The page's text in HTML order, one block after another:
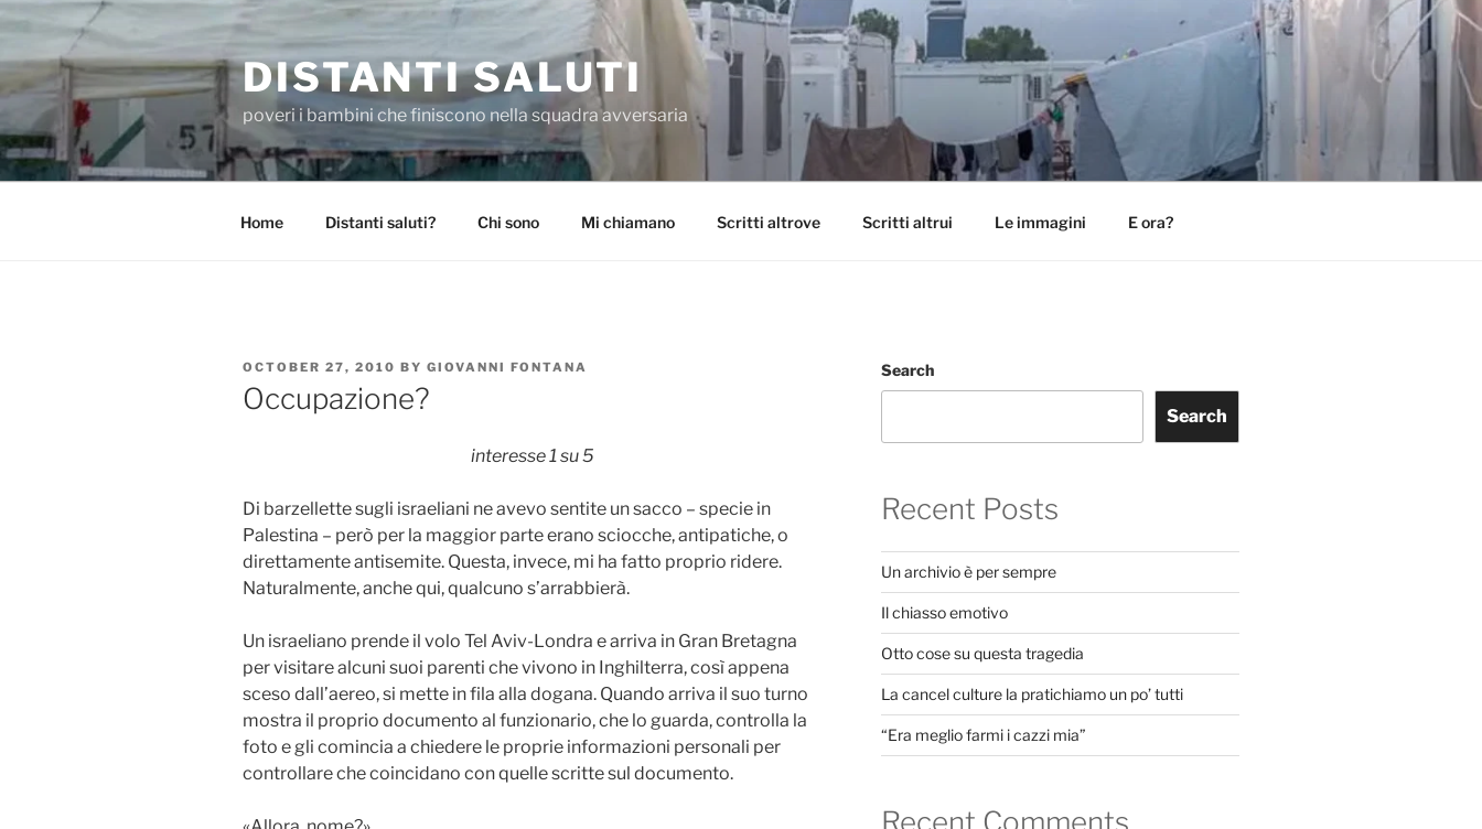
content
DISTANTI SALUTI
poveri i bambini che finiscono nella squadra avversaria
Home Distanti saluti? Chi sono Mi chiamano Scritti altrove Scritti altrui Le immagini E ora?
POSTED
ON
OCTOBER 27, 2010 BY GIOVANNI FONTANA
Occupazione?
interesse 1 su 5
Di barzellette sugli israeliani ne avevo sentite un sacco – specie in
Palestina – però per la maggior parte erano sciocche, antipatiche, o
direttamente antisemite. Questa, invece, mi ha fatto proprio ridere.
Naturalmente, anche qui, qualcuno s’arrabbierà.
Un israeliano prende il volo Tel Aviv-Londra e arriva in Gran Bretagna
per visitare alcuni suoi parenti che vivono in Inghilterra, così appena
sceso dall’aereo, si mette in fila alla dogana. Quando arriva il suo turno
mostra il proprio documento al funzionario, che lo guarda, controlla la
foto e gli comincia a chiedere le proprie informazioni personali per
controllare che coincidano con quelle scritte sul documento.
Search
Search
Recent Posts
Un archivio è per sempre
Il chiasso emotivo
Otto cose su questa tragedia
La cancel culture la pratichiamo un po’ tutti
“Era meglio farmi i cazzi mia”
Recent Comments